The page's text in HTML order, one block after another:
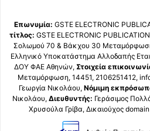
Επωνυμία: GSTE ELECTRONIC
τίτλος: GSTE ELECTRONIC
Σολωμού 70 & Βάκχου 30
Ελληνικό Υποκατάστημα Αλλοδαπής
ΔΟΥ ΦΑΕ Αθηνών, Στοιχεία
Μεταμόρφωση, 14451, 2106251412,
Γεωργία Νικολάου, Νόμιμη
Νικολάου, Διευθυντής: Γεράσιμος
Χρυσούλα Γρίβα, Δικαιούχος